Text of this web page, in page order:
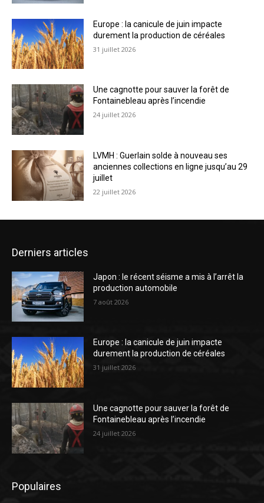
Europe : la canicule de juin impacte
durement la production de céréales
31 juillet 2026
Une cagnotte pour sauver la forêt de
Fontainebleau après l’incendie
24 juillet 2026
LVMH : Guerlain solde à nouveau ses
anciennes collections en ligne jusqu’au 29
juillet
22 juillet 2026
Derniers articles
Japon : le récent séisme a mis à l’arrêt la
production automobile
7 août 2026
Europe : la canicule de juin impacte
durement la production de céréales
31 juillet 2026
Une cagnotte pour sauver la forêt de
Fontainebleau après l’incendie
24 juillet 2026
Populaires